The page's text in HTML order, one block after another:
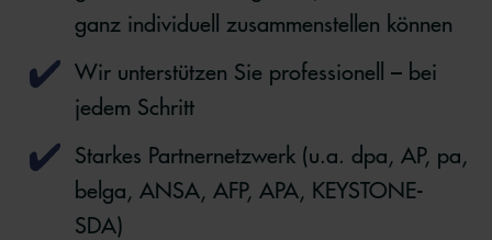
ganz individuell zusammenstellen können
Wir unterstützen Sie professionell – bei
jedem Schritt
Starkes Partnernetzwerk (u.a. dpa, AP, pa,
belga, ANSA, AFP, APA, KEYSTONE-
SDA)